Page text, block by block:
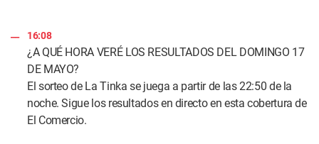
16:08
¿A QUÉ HORA VERÉ LOS RESULTADOS DEL DOMINGO 17
DE MAYO?
El sorteo de La Tinka se juega a partir de las 22:50 de la
noche. Sigue los resultados en directo en esta cobertura de
El Comercio.